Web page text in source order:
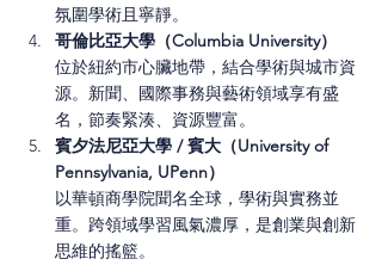
氛圍學術且寧靜。
哥倫比亞大學（Columbia University）
位於紐約市心臟地帶，結合學術與城市資
源。新聞、國際事務與藝術領域享有盛
名，節奏緊湊、資源豐富。
賓夕法尼亞大學 / 賓大（University of
Pennsylvania, UPenn）
以華頓商學院聞名全球，學術與實務並
重。跨領域學習風氣濃厚，是創業與創新
思維的搖籃。